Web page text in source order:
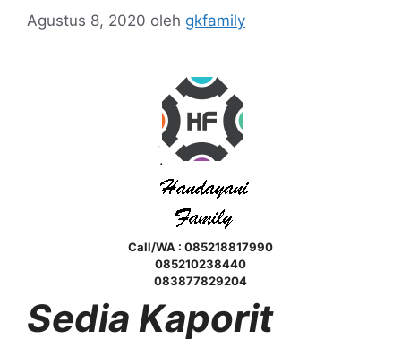
Agustus 8, 2020 oleh gkfamily
Call/WA : 085218817990
085210238440
083877829204
Sedia Kaporit